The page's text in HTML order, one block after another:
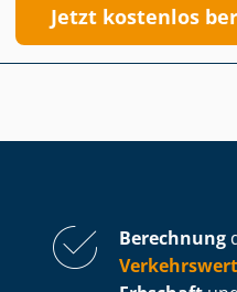
Jetzt kostenlos
Berechnung